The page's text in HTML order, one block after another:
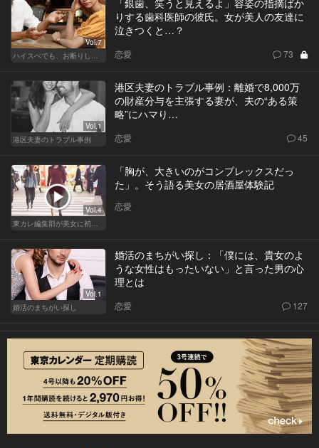
Vol.7
ハイスぺでも、お断りします！
「銀歯、笑うと見えるよ」容姿の指摘ばか
りする歯科医師の彼氏。女が美人の友達に
泣きつくと…？
恋愛 73
Vol.1
港区夫妻のトラブル事例
港区夫妻のトラブル事例：離婚で8,000万
の財産分与を主張する妻が、夫の“ある策
略”にハマり…
恋愛 45
Vol.4
東カレ編集部が美女に初体験させてみた
「胸が、大きいのがコンプレックスだっ
た」。そう語る美女の居酒屋体験記
恋愛
Vol.1
婚活のまちがい探し
婚活のまちがい探し：「僕には、貴女のよ
うな女性はもったいない」と言った男の心
理とは
恋愛 127